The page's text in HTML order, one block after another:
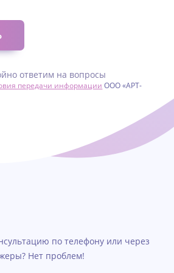
ответим на вопросы
передачи информации ООО «АРТ-
по телефону или через
Нет проблем!